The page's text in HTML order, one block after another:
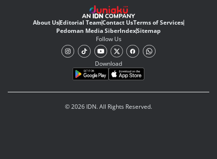
About UsEditorial TeamContact UsTerms of Services
Pedoman Media SiberIndexSitemap
Follow Us
Download
© 2026 IDN. All Rights Reserved.